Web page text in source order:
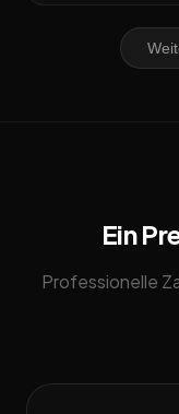
Ein
Professionelle